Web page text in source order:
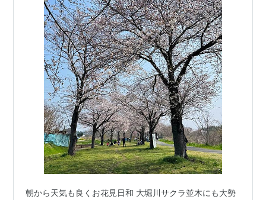
朝から天気も良くお花見日和 大堀川サクラ並木にも大勢